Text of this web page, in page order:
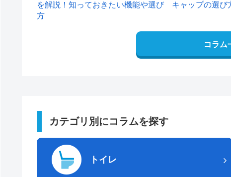
を解説！知っておきたい機能や選び
方
キャップの選び
コラム
カテゴリ別にコラムを探す
トイレ